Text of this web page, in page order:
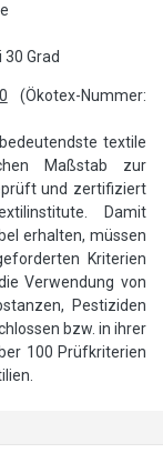
Grad
(Ökotex-Nummer:
textile
Maßstab zur
und zertifiziert
Damit
erhalten, müssen
Kriterien
Verwendung von
Pestiziden
bzw. in ihrer
100 Prüfkriterien